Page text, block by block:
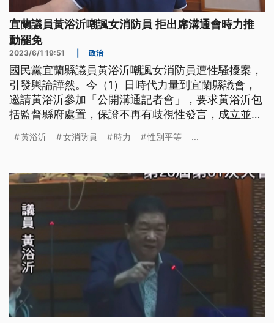
宜蘭議員黃浴沂嘲諷女消防員 拒出席溝通會時力推
動罷免
2023/6/1 19:51 政治
國民黨宜蘭縣議員黃浴沂嘲諷女消防員遭性騷擾案，
引發輿論譁然。今（1）日時代力量到宜蘭縣議會，
邀請黃浴沂參加「公開溝通記者會」，要求黃浴沂包
括監督縣府處置，保證不再有歧視性發言，成立並加
治操作，不出席溝通會。
黃浴沂 女消防員 時力 性別平等 ...